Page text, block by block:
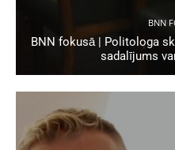
BNN
BNN fokusā | Politologa
sadalījums